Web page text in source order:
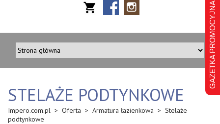
STELAŻE PODTYNKOWE
Impero.com.pl > Oferta > Armatura łazienkowa > Stelaże
podtynkowe
GAZETKA PROMOCYJNA